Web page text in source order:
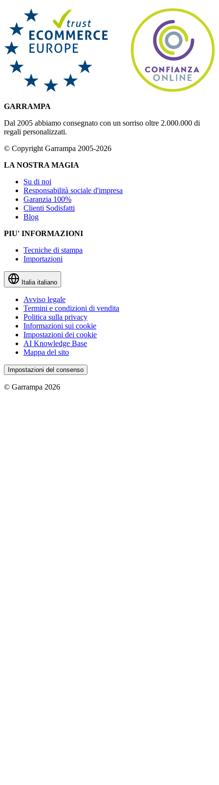
GARRAMPA
Dal 2005 abbiamo consegnato con un sorriso oltre 2.000.000 di
regali personalizzati.
© Copyright Garrampa 2005-2026
LA NOSTRA MAGIA
Su di noi
Responsabilità sociale d'impresa
Garanzia 100%
Clienti Sodisfatti
Blog
PIU' INFORMAZIONI
Tecniche di stampa
Importazioni
Italia italiano
Avviso legale
Termini e condizioni di vendita
Politica sulla privacy
Informazioni sui cookie
Impostazioni dei cookie
AI Knowledge Base
Mappa del sito
Impostazioni del consenso
© Garrampa 2026